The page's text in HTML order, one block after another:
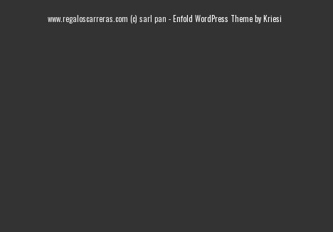
www.regaloscarreras.com (c) sarl pan -Enfold WordPress Theme by Kriesi